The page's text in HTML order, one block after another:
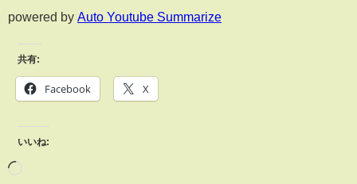
powered by Auto Youtube Summarize
共有:
Facebook X
いいね: